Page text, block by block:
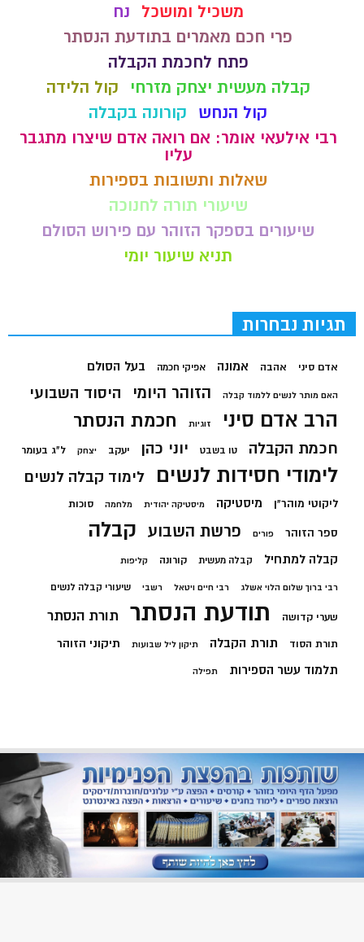
משכיל ומושכל
נח
פרי חכם מאמרים בתודעת הנסתר
פתח לחכמת הקבלה
קבלה מעשית יצחק מזרחי
קול הלידה
קול הנחש
קורונה בקבלה
רבי אילעאי אומר: אם רואה אדם שיצרו מתגבר
עליו
שאלות ותשובות בספירות
שיעורי תורה לחנוכה
שיעורים בספקר הזוהר עם פירוש הסולם
תניא שיעור יומי
תגיות נבחרות
אדם סיני אהבה אמונה אפיקי חכמה בעל הסולם
האם מותר לנשים ללמוד קבלה הזוהר היומי היסוד השבועי
הרב אדם סיני זוגיות חכמת הנסתר
חכמת הקבלה טו בשבט יוני כהן יעקב יצחק ל"ג בעומר
לימודי חסידות לנשים לימוד קבלה לנשים
ליקוטי מוהר"ן מיסטיקה מיסטיקה יהודית מלחמה סוכות
ספר הזוהר פורים פרשת השבוע קבלה
קבלה למתחיל קבלה מעשית קורונה קליפות
רבי ברוך שלום הלוי אשלג רבי חיים ויטאל רשבי שיעורי קבלה לנשים
שערי קדושה תודעת הנסתר תורת הנסתר
תורת הסוד תורת הקבלה תיקון ליל שבועות תיקוני הזוהר
תלמוד עשר הספירות תפילה